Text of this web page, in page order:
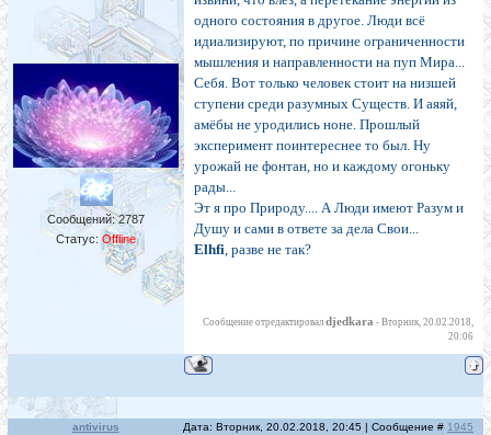
Сообщений:2787
Статус: Offline
одного состояния в другое. Люди всё
идиализируют, по причине ограниченности
мышления и направленности на пуп Мира...
Себя. Вот только человек стоит на низшей
ступени среди разумных Существ. И аяяй,
амёбы не уродились ноне. Прошлый
эксперимент поинтереснее то был. Ну
урожай не фонтан, но и каждому огоньку
рады...
Эт я про Природу.... А Люди имеют Разум и
Душу и сами в ответе за дела Свои...
Elhfi, разве не так?
Сообщение отредактировал djedkara - Вторник, 20.02.2018,
20:06
antivirus Дата: Вторник, 20.02.2018, 20:45 | Сообщение # 1945